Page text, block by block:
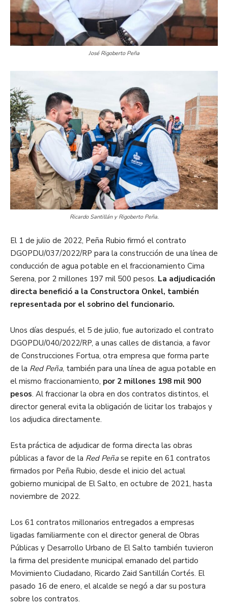
José Rigoberto Peña
Ricardo Santillán y Rigoberto Peña.
El 1 de julio de 2022, Peña Rubio firmó el contrato
DGOPDU/037/2022/RP para la construcción de una línea de
conducción de agua potable en el fraccionamiento Cima
Serena, por 2 millones 197 mil 500 pesos. La adjudicación
directa benefició a la Constructora Onkel, también
representada por el sobrino del funcionario.
Unos días después, el 5 de julio, fue autorizado el contrato
DGOPDU/040/2022/RP, a unas calles de distancia, a favor
de Construcciones Fortua, otra empresa que forma parte
de la Red Peña, también para una línea de agua potable en
el mismo fraccionamiento, por 2 millones 198 mil 900
pesos. Al fraccionar la obra en dos contratos distintos, el
director general evita la obligación de licitar los trabajos y
los adjudica directamente.
Esta práctica de adjudicar de forma directa las obras
públicas a favor de la Red Peñase repite en 61 contratos
firmados por Peña Rubio, desde el inicio del actual
gobierno municipal de El Salto, en octubre de 2021, hasta
noviembre de 2022.
Los 61 contratos millonarios entregados a empresas
ligadas familiarmente con el director general de Obras
Públicas y Desarrollo Urbano de El Salto también tuvieron
la firma del presidente municipal emanado del partido
Movimiento Ciudadano, Ricardo Zaid Santillán Cortés. El
pasado 16 de enero, el alcalde se negó a dar su postura
sobre los contratos.